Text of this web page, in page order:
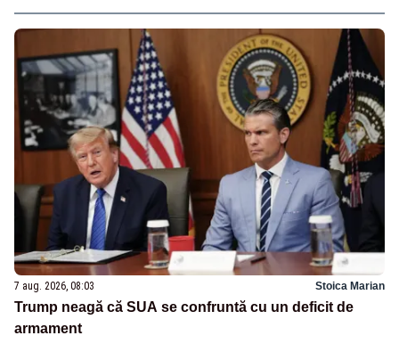
7 aug. 2026, 08:03 Stoica Marian
Trump neagă că SUA se confruntă cu un deficit de
armament